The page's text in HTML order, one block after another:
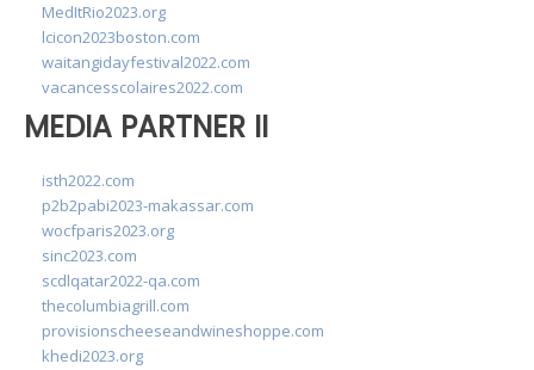
MedItRio2023.org
lcicon2023boston.com
waitangidayfestival2022.com
vacancesscolaires2022.com
MEDIA PARTNER II
isth2022.com
p2b2pabi2023-makassar.com
wocfparis2023.org
sinc2023.com
scdlqatar2022-qa.com
thecolumbiagrill.com
provisionscheeseandwineshoppe.com
khedi2023.org